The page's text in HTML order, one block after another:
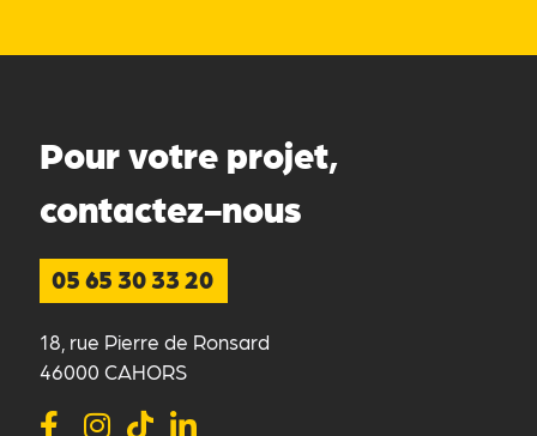
Pour votre projet,
contactez-nous
05 65 30 33 20
18, rue Pierre de Ronsard
46000 CAHORS